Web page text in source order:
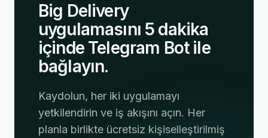
Big Delivery
uygulamasını 5 dakika
içinde Telegram Bot ile
bağlayın.
Kaydolun, her iki uygulamayı
yetkilendirin ve iş akışını açın. Her
planla birlikte ücretsiz kişiselleştirilmiş